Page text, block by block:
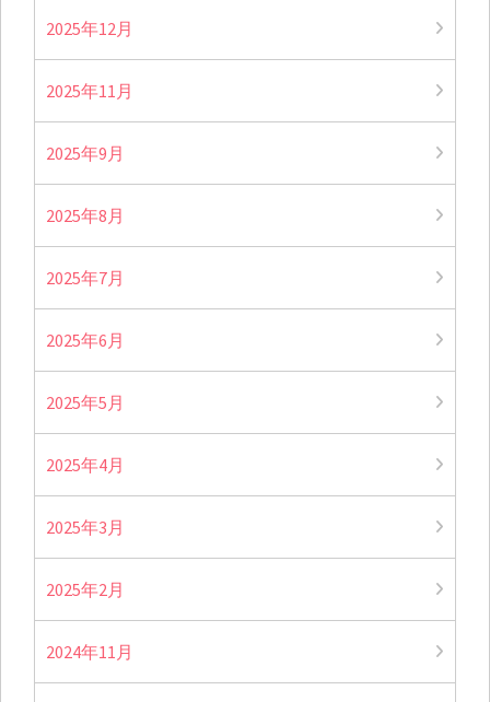
2025年12月
2025年11月
2025年9月
2025年8月
2025年7月
2025年6月
2025年5月
2025年4月
2025年3月
2025年2月
2024年11月